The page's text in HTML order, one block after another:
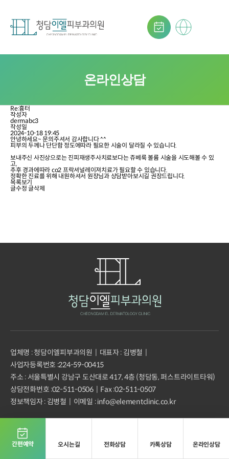
온라인상담
Re:흉터
작성자
dermabc3
작성일
2024-10-18 19:45
안녕하세요~ 문의주셔서 감사합니다 ^^
피부의 두께나 단단함 정도에따라 필요한 시술이 달라질 수 있습니다.
보내주신 사진상으로는 진피재생주사치료보다는 쥬베룩 볼륨 시술을 시도해볼 수 있
고,
추후 경과에따라 co2 프락셔널레이져치료가 필요할 수 있습니다.
정확한 진료를 위해 내원하셔서 원장님과 상담받아보시길 권장드립니다.
목록보기
글수정 글삭제
업체명 : 청담이엘피부과의원
대표자 : 김병철
사업자등록번호 :224-59-00415
주소 : 서울특별시 강남구 도산대로 417, 4층 (청담동, 퍼스트라이트타워)
상담전화번호 :02-511-0506 Fax :02-511-0507
정보책임자 : 김병철
이메일 : info@elementclinic.co.kr
간편예약 오시는길 전화상담 카톡상담 온라인상담